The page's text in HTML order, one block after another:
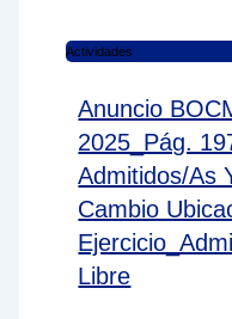
Actividades
Anuncio
2025_Pág.
Admitidos/as
Cambio
Libre